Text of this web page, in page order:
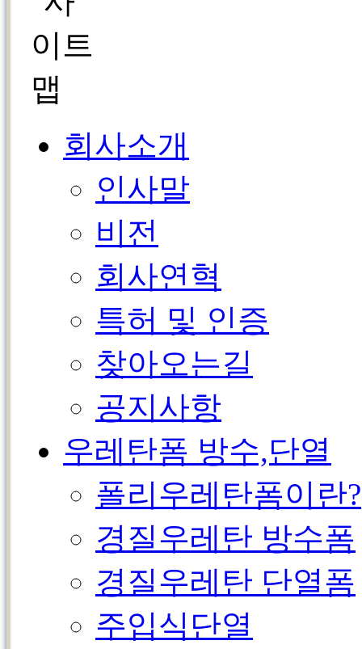
회사소개
인사말
비전
회사연혁
특허 및 인증
찾아오는길
공지사항
우레탄폼 방수,단열
폴리우레탄폼이란?
경질우레탄 방수폼
경질우레탄 단열폼
주입식단열